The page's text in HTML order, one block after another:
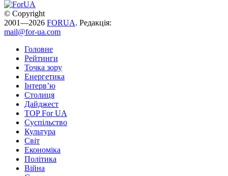
© Copyright
2001—2026 FORUA. Редакція:
mail@for-ua.com
Головне
Рейтинги
Точка зору
Енергетика
Інтерв’ю
Столиця
Дайджест
TOP For UA
Суспiльство
Культура
Світ
Економіка
Політика
Війна